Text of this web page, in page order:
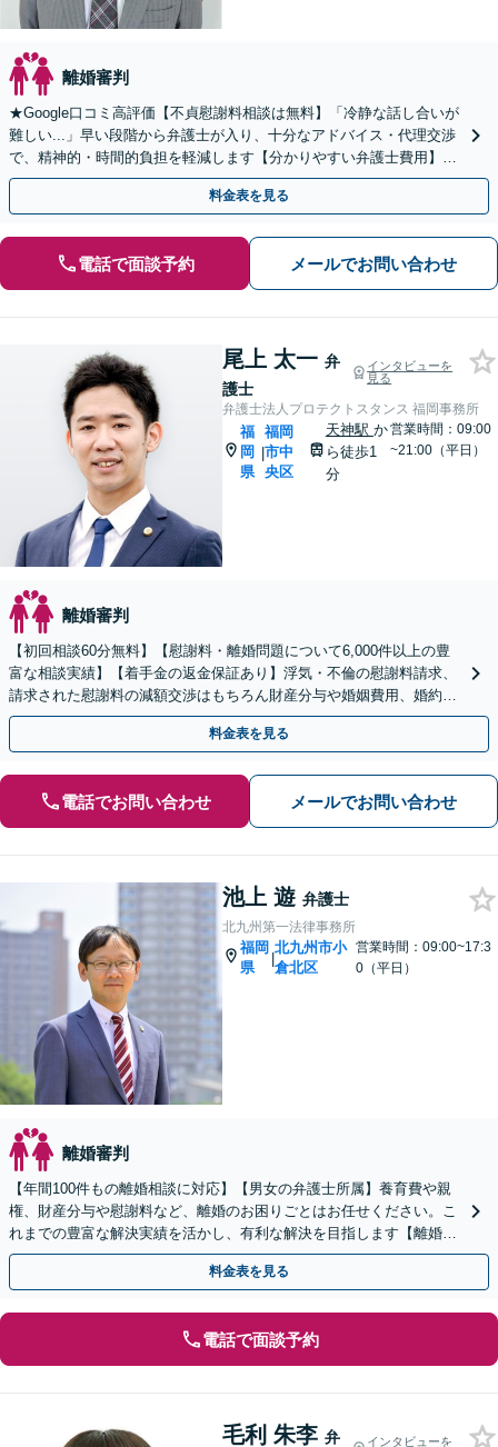
離婚審判
★Google口コミ高評価【不貞慰謝料相談は無料】「冷静な話し合いが
難しい...」早い段階から弁護士が入り、十分なアドバイス・代理交渉
で、精神的・時間的負担を軽減します【分かりやすい弁護士費用】
【経験と資料に基づく丁寧なご説明】納得を大切に
料金表を見る
電話で面談予約 メールでお問い合わせ
尾上 太一 弁
護士
インタビューを
見る
弁護士法人プロテクトスタンス 福岡事務所
福
岡
県
|
福岡
市中
央区
天神駅 か
ら徒歩1
分
営業時間：09:00
~21:00（平日）
離婚審判
【初回相談60分無料】【慰謝料・離婚問題について6,000件以上の豊
富な相談実績】【着手金の返金保証あり】浮気・不倫の慰謝料請求、
請求された慰謝料の減額交渉はもちろん財産分与や婚姻費用、婚約破
棄など様々な離婚・男女問題の解決実績が豊富です。
料金表を見る
電話でお問い合わせ メールでお問い合わせ
池上 遊 弁護士
北九州第一法律事務所
福岡
県
|
北九州市小
倉北区
営業時間：09:00~17:3
0（平日）
離婚審判
【年間100件もの離婚相談に対応】【男女の弁護士所属】養育費や親
権、財産分与や慰謝料など、離婚のお困りごとはお任せください。こ
れまでの豊富な解決実績を活かし、有利な解決を目指します【離婚・
男女問題の初回相談無料】休日・夜間相談にも対応
料金表を見る
電話で面談予約
毛利 朱李 弁
インタビューを